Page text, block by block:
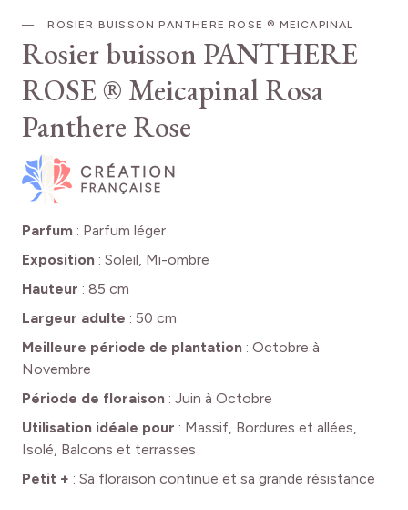
ROSIER BUISSON PANTHERE ROSE ® MEICAPINAL
Rosier buisson PANTHERE
ROSE ® Meicapinal Rosa
Panthere Rose
Parfum : Parfum léger
Exposition : Soleil, Mi-ombre
Hauteur : 85 cm
Largeur adulte : 50 cm
Meilleure période de plantation : Octobre à
Novembre
Période de floraison : Juin à Octobre
Utilisation idéale pour : Massif, Bordures et allées,
Isolé, Balcons et terrasses
Petit + : Sa floraison continue et sa grande résistance